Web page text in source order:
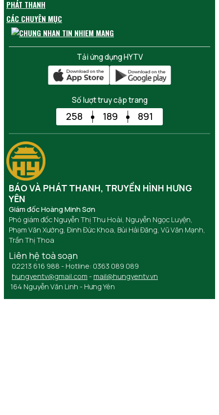
PHÁT THANH
CÁC CHUYÊN MỤC
Tải ứng dụng HYTV
Số lượt truy cập trang
258 189 891
BÁO VÀ PHÁT THANH, TRUYỀN HÌNH HƯNG
YÊN
Giám đốc Hoàng Minh Sơn
Phó giám đốc Nguyễn Thị Thu Hoài, Nguyễn Ngọc Luyện,
Phạm Văn Xướng, Đinh Đức Khoa, Bùi Hải Đăng, Vũ Văn Mạnh,
Trần Thị Thoa
Liên hệ toà soạn
02213 616 988 - Hotline: 0363 089 089
hungyentv@gmail.com - mail@hungyentv.vn
164 Nguyễn Văn Linh - Hưng Yên